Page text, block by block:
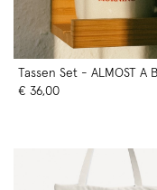
Tassen Set - ALMOST A
€ 36,00